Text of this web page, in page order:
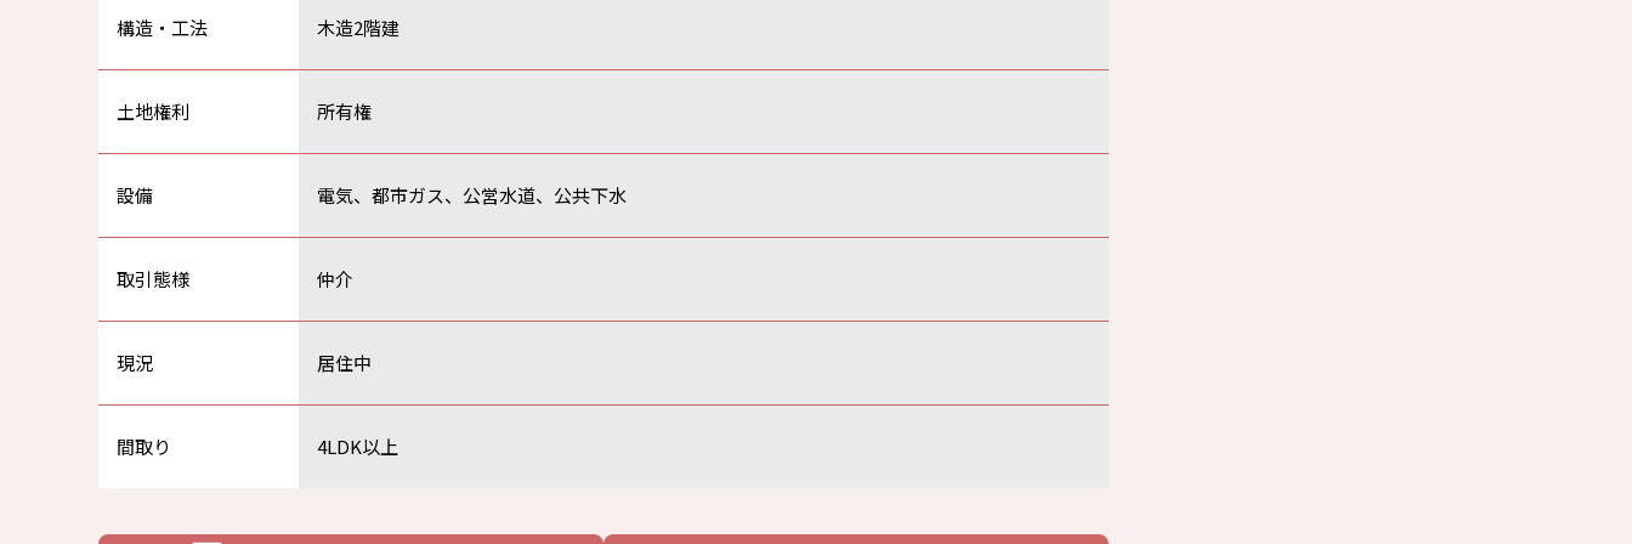
構造・工法 木造2階建
土地権利 所有権
設備 電気、都市ガス、公営水道、公共下水
取引態様 仲介
現況 居住中
間取り 4LDK以上